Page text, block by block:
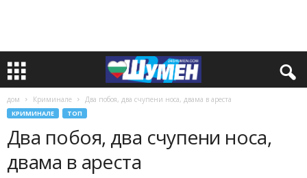
дом Криминале Два побоя, два счупени носа, двама в ареста
КРИМИНАЛЕ ТОП
Два побоя, два счупени носа,
двама в ареста